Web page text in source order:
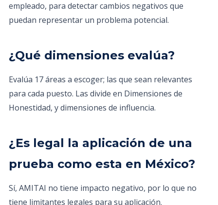
empleado, para detectar cambios negativos que
puedan representar un problema potencial.
¿Qué dimensiones evalúa?
Evalúa 17 áreas a escoger; las que sean relevantes
para cada puesto. Las divide en Dimensiones de
Honestidad, y dimensiones de influencia.
¿Es legal la aplicación de una
prueba como esta en México?
Sí, AMITAI no tiene impacto negativo, por lo que no
tiene limitantes legales para su aplicación.